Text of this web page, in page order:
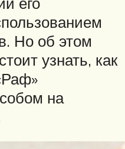
Но об этом
узнать, как
на